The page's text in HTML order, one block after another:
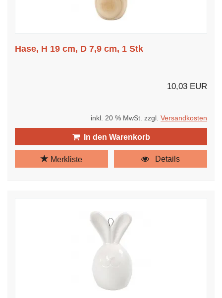
Hase, H 19 cm, D 7,9 cm, 1 Stk
10,03 EUR
inkl. 20 % MwSt. zzgl. Versandkosten
In den Warenkorb
Merkliste Details